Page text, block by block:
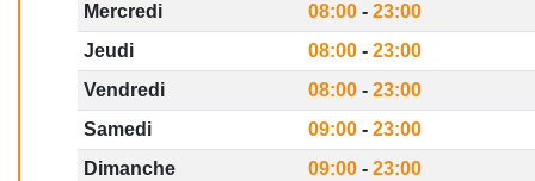
Mercredi
08:00- 23:00
Jeudi
08:00- 23:00
Vendredi
08:00- 23:00
Samedi
09:00- 23:00
Dimanche
09:00- 23:00